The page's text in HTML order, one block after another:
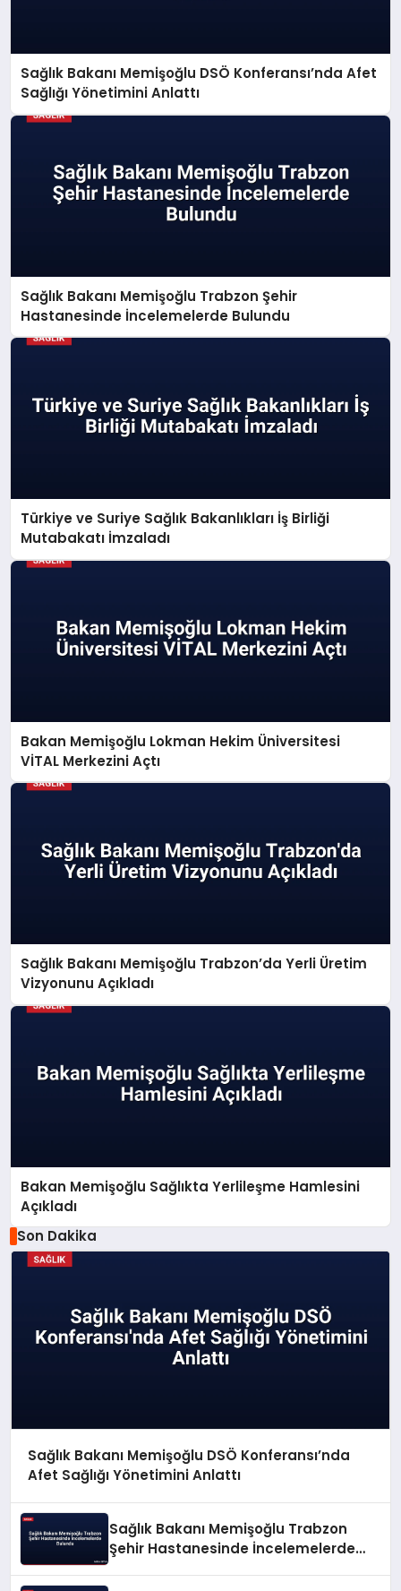
Sağlık Bakanı Memişoğlu DSÖ Konferansı’nda Afet
Sağlığı Yönetimini Anlattı
Sağlık Bakanı Memişoğlu Trabzon Şehir
Hastanesinde İncelemelerde Bulundu
Türkiye ve Suriye Sağlık Bakanlıkları İş Birliği
Mutabakatı İmzaladı
Bakan Memişoğlu Lokman Hekim Üniversitesi
VİTAL Merkezini Açtı
Sağlık Bakanı Memişoğlu Trabzon’da Yerli Üretim
Vizyonunu Açıkladı
Bakan Memişoğlu Sağlıkta Yerlileşme Hamlesini
Açıkladı
Son Dakika
Sağlık Bakanı Memişoğlu DSÖ Konferansı’nda
Afet Sağlığı Yönetimini Anlattı
Sağlık Bakanı Memişoğlu Trabzon
Şehir Hastanesinde İncelemelerde